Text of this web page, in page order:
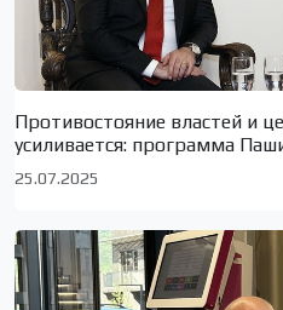
Противостояние властей и
усиливается: программа
25.07.2025